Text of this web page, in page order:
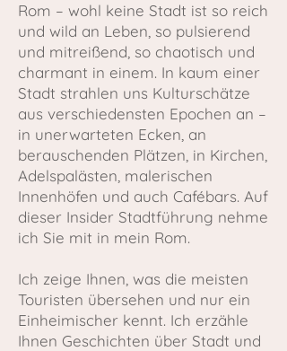
Rom – wohl keine Stadt ist so reich
und wild an Leben, so pulsierend
und mitreißend, so chaotisch und
charmant in einem. In kaum einer
Stadt strahlen uns Kulturschätze
aus verschiedensten Epochen an –
in unerwarteten Ecken, an
berauschenden Plätzen, in Kirchen,
Adelspalästen, malerischen
Innenhöfen und auch Cafébars. Auf
dieser Insider Stadtführung nehme
ich Sie mit in mein Rom.
Ich zeige Ihnen, was die meisten
Touristen übersehen und nur ein
Einheimischer kennt. Ich erzähle
Ihnen Geschichten über Stadt und